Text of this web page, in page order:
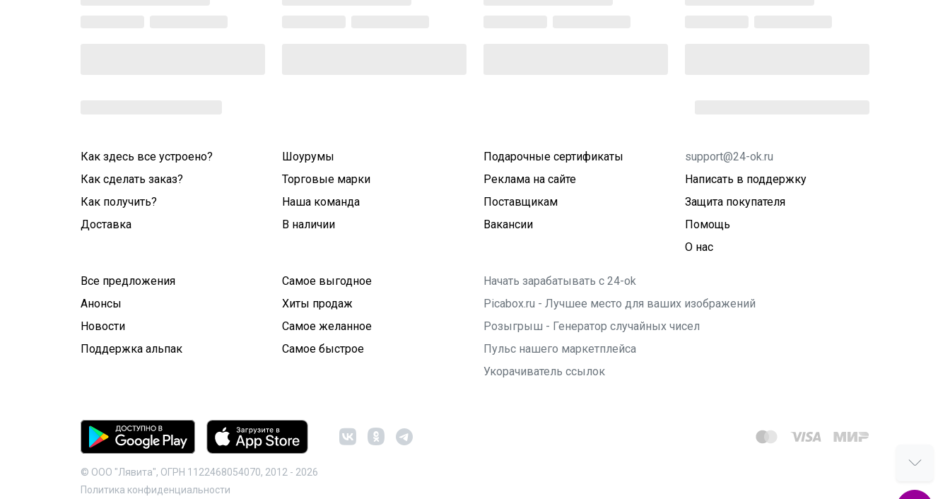
Как здесь все устроено?
Как сделать заказ?
Как получить?
Доставка
Шоурумы
Торговые марки
Наша команда
В наличии
Подарочные сертификаты
Реклама на сайте
Поставщикам
Вакансии
support@24-ok.ru
Написать в поддержку
Защита покупателя
Помощь
О нас
Все предложения
Анонсы
Новости
Поддержка альпак
Самое выгодное
Хиты продаж
Самое желанное
Самое быстрое
Начать зарабатывать с 24-ok
Picabox.ru - Лучшее место для ваших изображений
Розыгрыш - Генератор случайных чисел
Пульс нашего маркетплейса
Укорачиватель ссылок
© ООО "Лявита", ОГРН 1122468054070, 2012 - 2026
Политика конфиденциальности